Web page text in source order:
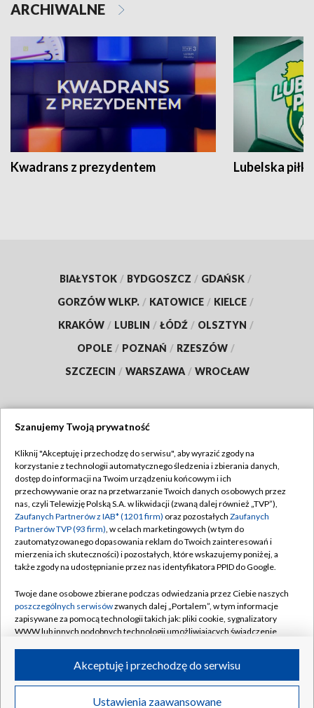
ARCHIWALNE
Kwadrans z prezydentem Lubelska piłka
BIAŁYSTOK / BYDGOSZCZ / GDAŃSK /
GORZÓW WLKP. / KATOWICE / KIELCE /
KRAKÓW / LUBLIN / ŁÓDŹ / OLSZTYN /
OPOLE / POZNAŃ / RZESZÓW /
SZCZECIN / WARSZAWA / WROCŁAW
TVP
Abonament TVP
Emisja w TVP
Centrum informacji TVP
Naziemna Telewizja Cyfrowa
Rada Programowa
System NOS
Informacje o nadawcy
Program dla prasy
Regulamin TVP
Polityka prywatności
Moje zgody
Pomoc
Kontakt
Kanały
©2026 Telewizja Polska S.A. w likwidacji
Szanujemy Twoją prywatność
Kliknij "Akceptuję i przechodzę do serwisu", aby wyrazić zgody na
korzystanie z technologii automatycznego śledzenia i zbierania danych,
dostęp do informacji na Twoim urządzeniu końcowym i ich
przechowywanie oraz na przetwarzanie Twoich danych osobowych przez
nas, czyli Telewizję Polską S.A. w likwidacji (zwaną dalej również „TVP”),
Zaufanych Partnerów z IAB* (1201 firm) oraz pozostałych Zaufanych
Partnerów TVP (93 firm), w celach marketingowych (w tym do
zautomatyzowanego dopasowania reklam do Twoich zainteresowań i
mierzenia ich skuteczności) i pozostałych, które wskazujemy poniżej, a
także zgody na udostępnianie przez nas identyfikatora PPID do Google.
Twoje dane osobowe zbierane podczas odwiedzania przez Ciebie naszych
poszczególnych serwisówzwanych dalej „Portalem”, w tym informacje
zapisywane za pomocą technologii takich jak: pliki cookie, sygnalizatory
WWW lub innych podobnych technologii umożliwiających świadczenie
ruchu w Internecie.
Twoje dane osobowe zbierane podczas odwiedzania przez Ciebie
Ustawienia zaawansowane
Akceptuję i przechodzę do serwisu